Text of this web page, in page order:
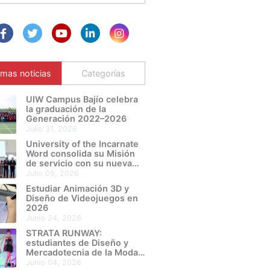
noticias Categorías
UIW Campus Bajío celebra
la graduación de la
Generación 2022–2026
julio 31, 2026
University of the Incarnate
Word consolida su Misión
de servicio con su nueva
Sede León Metropolitano
julio 09, 2026
Estudiar Animación 3D y
Diseño de Videojuegos en
2026
junio 24, 2026
STRATA RUNWAY:
estudiantes de Diseño y
Mercadotecnia de la Moda
de UIW Campus Bajío
junio 04, 2026